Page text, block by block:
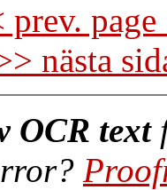
prev.
nästa
OCR text